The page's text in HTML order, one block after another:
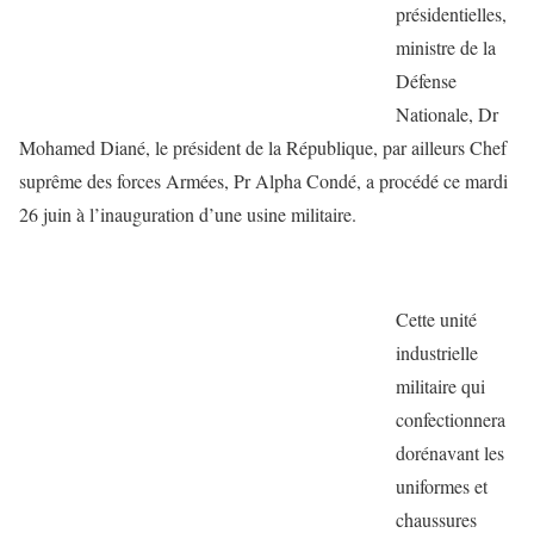
présidentielles,
ministre de la
Défense
Nationale, Dr
Mohamed Diané, le président de la République, par ailleurs Chef
suprême des forces Armées, Pr Alpha Condé, a procédé ce mardi
26 juin à l’inauguration d’une usine militaire.
Cette unité
industrielle
militaire qui
confectionnera
dorénavant les
uniformes et
chaussures